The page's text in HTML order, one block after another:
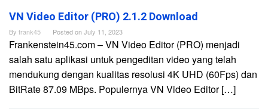
VN Video Editor (PRO) 2.1.2 Download
By frank45 Posted onJuly 11, 2023
Frankenstein45.com – VN Video Editor (PRO) menjadi
salah satu aplikasi untuk pengeditan video yang telah
mendukung dengan kualitas resolusi 4K UHD (60Fps) dan
BitRate 87.09 MBps. Populernya VN Video Editor […]